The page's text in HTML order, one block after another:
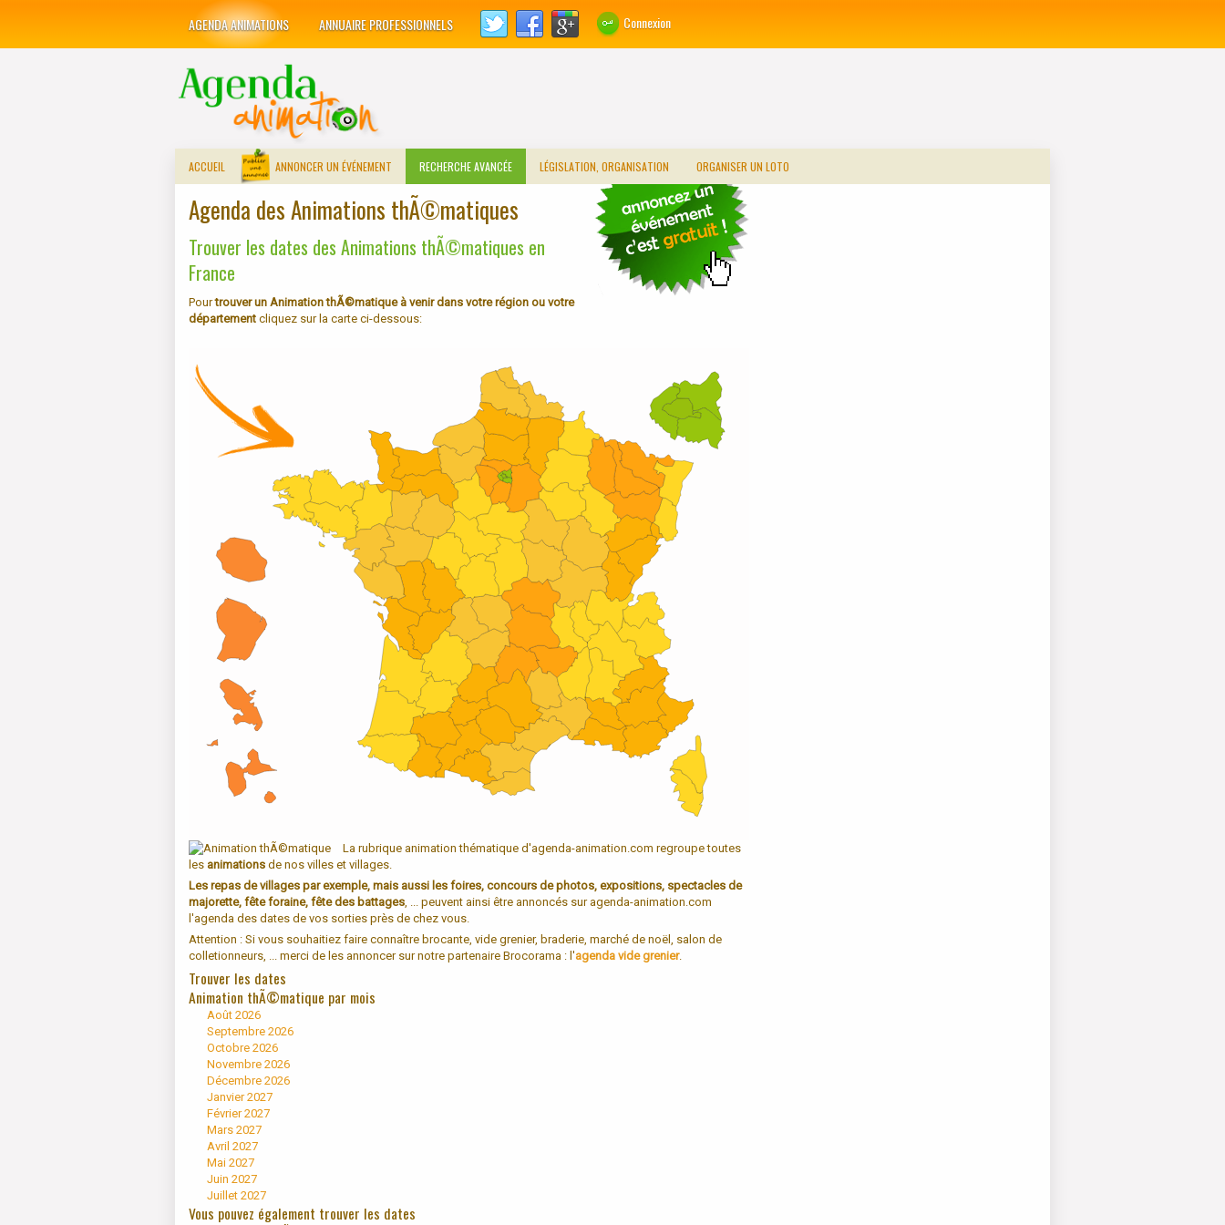
AGENDA ANIMATIONS ANNUAIRE PROFESSIONNELS Connexion
ACCUEIL ANNONCER UN ÉVÉNEMENT RECHERCHE AVANCÉE LÉGISLATION, ORGANISATION ORGANISER UN LOTO
Agenda des Animations thÃ©matiques
Trouver les dates des Animations thÃ©matiques en
France
Pourtrouver un Animation thÃ©matique à venir dans votre région ou votre
département cliquez sur la carte ci-dessous:
La rubrique animation thématique d'agenda-animation.com regroupe toutes
les animations de nos villes et villages.
Les repas de villages par exemple, mais aussi les foires, concours de photos, expositions, spectacles de
majorette, fête foraine, fête des battages, ... peuvent ainsi être annoncés sur agenda-animation.com
l'agenda des dates de vos sorties près de chez vous.
Attention : Si vous souhaitiez faire connaître brocante, vide grenier, braderie, marché de noël, salon de
colletionneurs, ... merci de les annoncer sur notre partenaire Brocorama : l'agenda vide grenier.
Trouver les dates
Animation thÃ©matique par mois
Août 2026
Septembre 2026
Octobre 2026
Novembre 2026
Décembre 2026
Janvier 2027
Février 2027
Mars 2027
Avril 2027
Mai 2027
Juin 2027
Juillet 2027
Vous pouvez également trouver les dates